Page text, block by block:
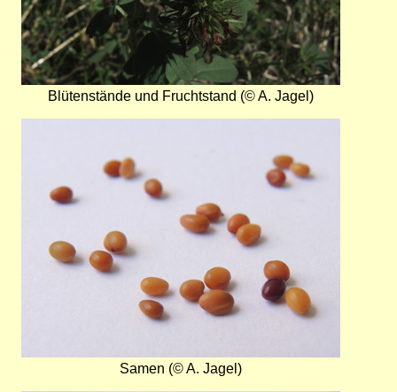
Blütenstände und Fruchtstand (© A. Jagel)
Samen (© A. Jagel)